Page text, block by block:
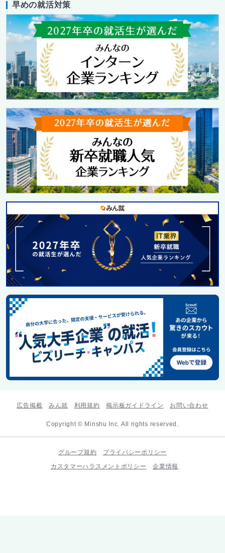
早めの就活対策
広告掲載 みん就 利用規約 掲示板ガイドライン お問い合わせ
Copyright © Minshu Inc. All rights reserved.
グループ規約
プライバシーポリシー
カスタマーハラスメントポリシー
企業情報